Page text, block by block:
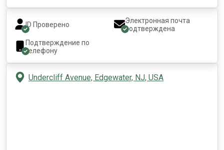
ID Проверено
Электронная почта
подтверждена
Подтверждение по
телефону
Undercliff Avenue, Edgewater, NJ, USA